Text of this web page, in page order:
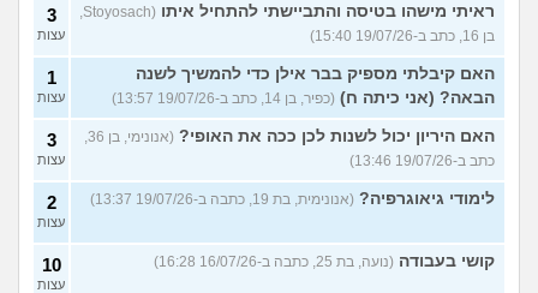
ראיתי מישהו בטיסה והתביישתי להתחיל איתו
(Stoyosach,
בן 16, כתב ב-19/07/26 15:40)
3
עצות
האם קיבלתי מספיק בבר אילן כדי להמשיך לשנה
הבאה? (אני כיתה ח) (כפיר, בן 14, כתב ב-19/07/26 13:57)
1
עצות
האם היריון יכול לשנות לכן ככה את האופי?
(אנונימי, בן 36,
כתב ב-19/07/26 13:46)
3
עצות
לימודי גיאוגרפיה? (אנונימית, בת 19, כתבה ב-19/07/26 13:37) 2
עצות
קושי בעבודה (נועה, בת 25, כתבה ב-16/07/26 16:28) 10
עצות